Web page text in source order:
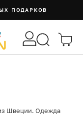
ПОДАРКОВ
Швеции. Одежда